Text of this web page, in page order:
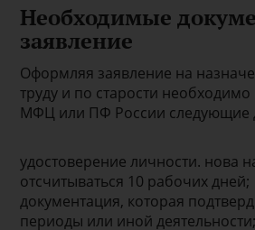
Необходимые
заявление
Оформляя заявление на
труду и по старости необходимо
МФЦ или ПФ России следующие
удостоверение личности. нова
отсчитываться 10 рабочих дней;
документация, которая
периоды или иной деятельности;